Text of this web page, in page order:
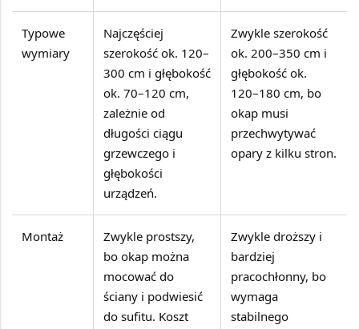
Typowe
wymiary
Najczęściej
szerokość ok. 120–
300 cm i głębokość
ok. 70–120 cm,
zależnie od
długości ciągu
grzewczego i
głębokości
urządzeń.
Zwykle szerokość
ok. 200–350 cm i
głębokość ok.
120–180 cm, bo
okap musi
przechwytywać
opary z kilku stron.
Montaż
Zwykle prostszy,
bo okap można
mocować do
ściany i podwiesić
do sufitu. Koszt
Zwykle droższy i
bardziej
pracochłonny, bo
wymaga
stabilnego